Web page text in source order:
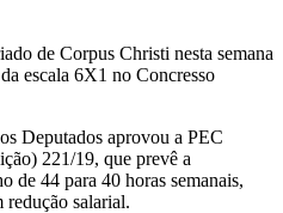
de Corpus Christi nesta semana
escala 6X1 no Concresso
Deputados aprovou a PEC
221/19, que prevê a
de 44 para 40 horas semanais,
redução salarial.